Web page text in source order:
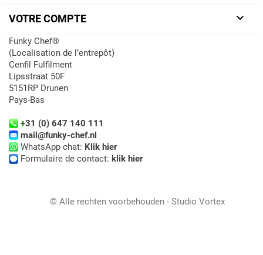
VOTRE COMPTE 
Funky Chef®
(Localisation de l’entrepôt)
Cenfil Fulfilment
Lipsstraat 50F
5151RP Drunen
Pays-Bas
+31 (0) 647 140 111
mail@funky-chef.nl
WhatsApp chat: Klik hier
Formulaire de contact: klik hier
© Alle rechten voorbehouden - Studio Vortex